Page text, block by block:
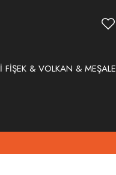
FİŞEK & VOLKAN & MEŞALE